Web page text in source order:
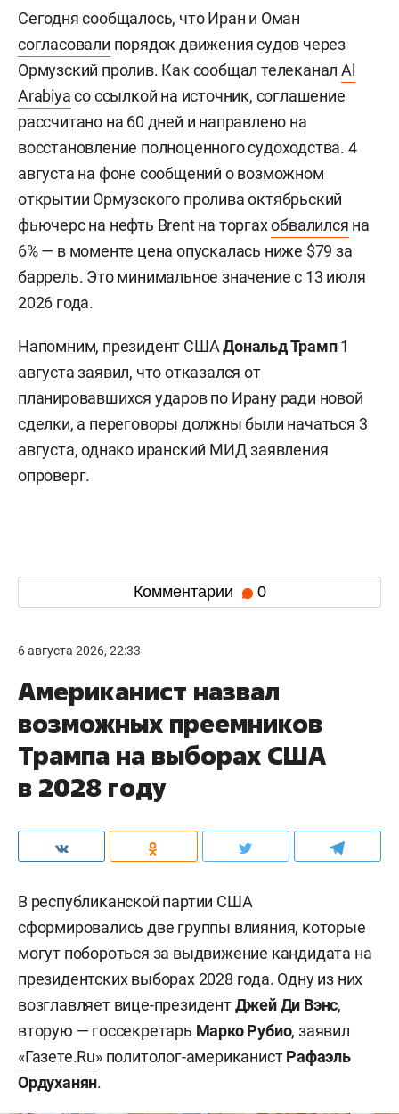
Сегодня сообщалось, что Иран и Оман
согласовали порядок движения судов через
Ормузский пролив. Как сообщал телеканал Al
Arabiyaсо ссылкой на источник, соглашение
рассчитано на 60 дней и направлено на
восстановление полноценного судоходства. 4
августа на фоне сообщений о возможном
открытии Ормузского пролива октябрьский
фьючерс на нефть Brent на торгахобвалился на
6% — в моменте цена опускалась ниже $79 за
баррель. Это минимальное значение с 13 июля
2026 года.
Напомним, президент СШАДональд Трамп1
августа заявил, что отказался от
планировавшихся ударов по Ирану ради новой
сделки, а переговоры должны были начаться 3
августа, однако иранский МИД заявления
опроверг.
Комментарии 0
6 августа 2026, 22:33
Американист назвал
возможных преемников
Трампа на выборах США
в 2028 году
В республиканской партии США
сформировались две группы влияния, которые
могут побороться за выдвижение кандидата на
президентских выборах 2028 года. Одну из них
возглавляет вице-президентДжей Ди Вэнс,
вторую — госсекретарь Марко Рубио, заявил
«Газете.Ru» политолог-американистРафаэль
Ордуханян.